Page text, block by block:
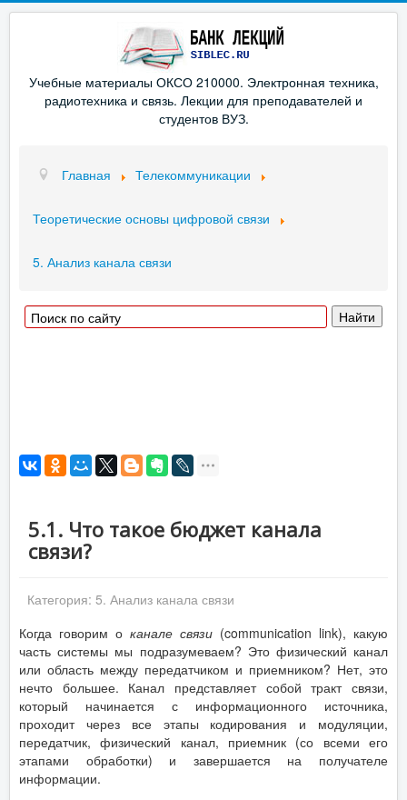
Учебные материалы ОКСО 210000. Электронная техника,
радиотехника и связь. Лекции для преподавателей и
студентов ВУЗ.
Главная Телекоммуникации
Теоретические основы цифровой связи
5. Анализ канала связи
5.1. Что такое бюджет канала
связи?
Категория: 5. Анализ канала связи
Когда говорим о канале связи (communication link), какую
часть системы мы подразумеваем? Это физический канал
или область между передатчиком и приемником? Нет, это
нечто большее. Канал представляет собой тракт связи,
который начинается с информационного источника,
проходит через все этапы кодирования и модуляции,
передатчик, физический канал, приемник (со всеми его
этапами обработки) и завершается на получателе
информации.